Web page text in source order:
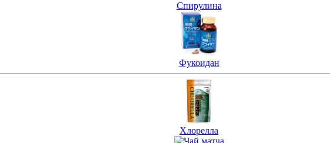
Спирулина
Фукоидан
Хлорелла